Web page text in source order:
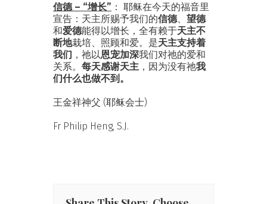
信德 – “增长” ： 耶稣在今天的福音里
宣告：天主所赐予我们的信德、 望德
和爱德能得以增长，全有赖于天主不
断地栽培、照顾和爱。是天主支持着
我们 ，祂以恩宠加深我们对祂的爱和
关系。 每天感谢天主 ，因为没有祂我
们什么也做不到。
王金祥神父 (耶稣会士)
Fr Philip Heng, S.J.